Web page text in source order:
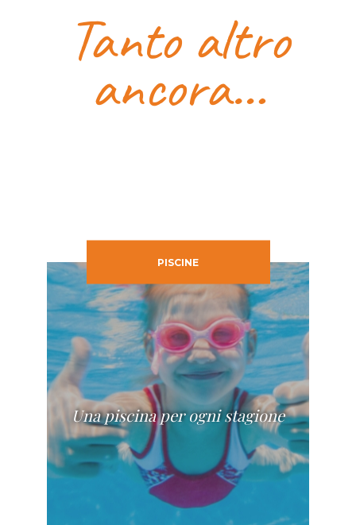
Tanto altro
ancora…
PISCINE
Una piscina per ogni stagione